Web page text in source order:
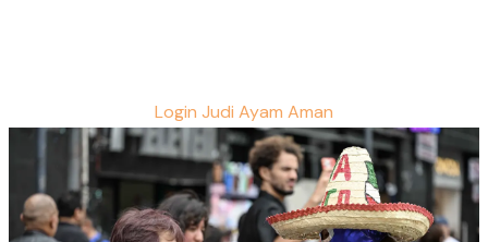
Login Judi Ayam Aman